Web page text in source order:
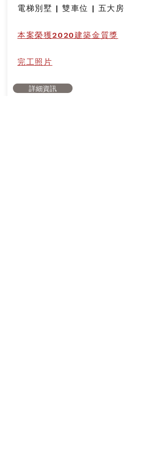
電梯別墅 | 雙車位 | 五大房
本案榮獲2020建築金質獎
​完工照片
詳細資訊